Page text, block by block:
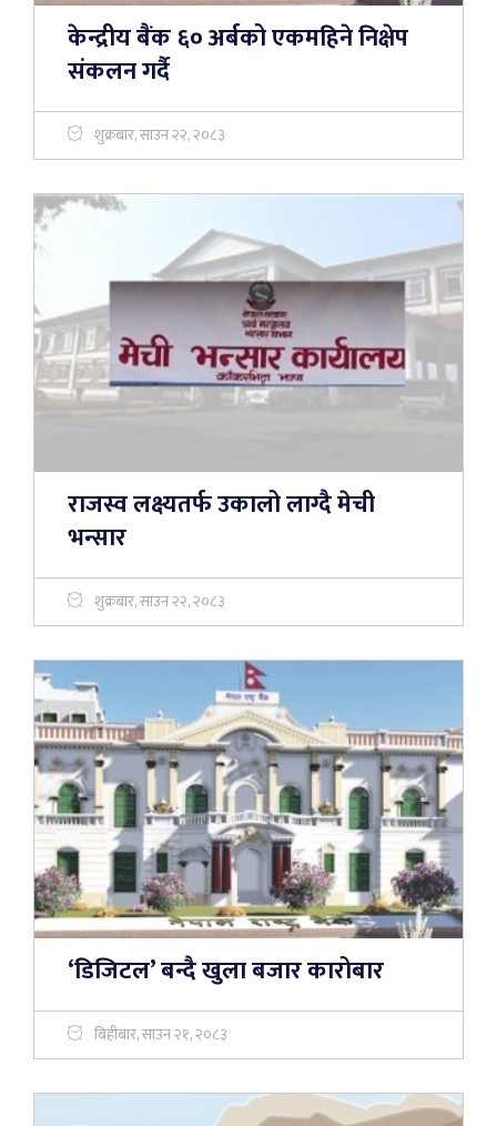
केन्द्रीय बैंक ६० अर्बको एकमहिने निक्षेप
संकलन गर्दै
शुक्रबार, साउन २२, २०८३
राजस्व लक्ष्यतर्फ उकालो लाग्दै मेची
भन्सार
शुक्रबार, साउन २२, २०८३
‘डिजिटल’ बन्दै खुला बजार कारोबार
बिहीबार, साउन २१, २०८३